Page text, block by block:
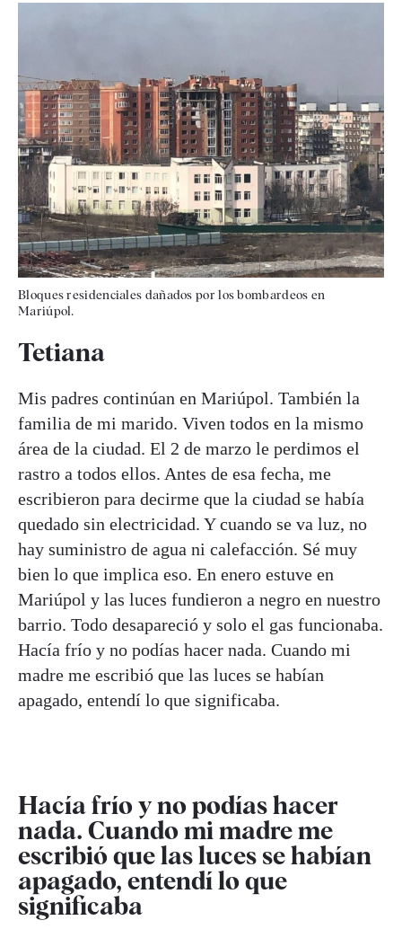
Bloques residenciales dañados por los bombardeos en
Mariúpol.
Tetiana
Mis padres continúan en Mariúpol. También la
familia de mi marido. Viven todos en la mismo
área de la ciudad. El 2 de marzo le perdimos el
rastro a todos ellos. Antes de esa fecha, me
escribieron para decirme que la ciudad se había
quedado sin electricidad. Y cuando se va luz, no
hay suministro de agua ni calefacción. Sé muy
bien lo que implica eso. En enero estuve en
Mariúpol y las luces fundieron a negro en nuestro
barrio. Todo desapareció y solo el gas funcionaba.
Hacía frío y no podías hacer nada. Cuando mi
madre me escribió que las luces se habían
apagado, entendí lo que significaba.
Hacía frío y no podías hacer
nada. Cuando mi madre me
escribió que las luces se habían
apagado, entendí lo que
significaba